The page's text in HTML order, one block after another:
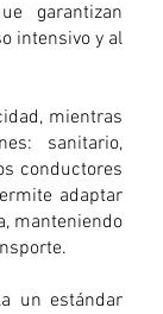
garantizan
intensivo y al
mientras
sanitario,
conductores
adaptar
manteniendo
un estándar